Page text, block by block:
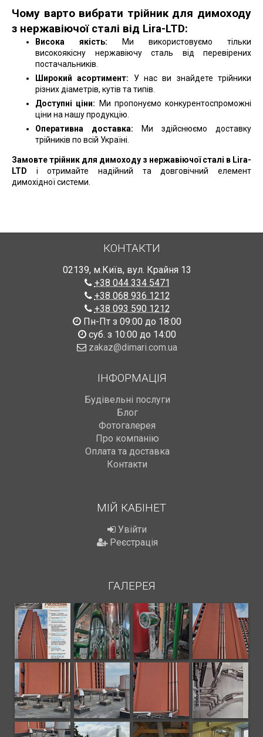
Чому варто вибрати трійник для димоходу
з нержавіючої сталі від Lira-LTD:
Висока якість: Ми використовуємо тільки
високоякісну нержавіючу сталь від перевірених
постачальників.
Широкий асортимент: У нас ви знайдете трійники
різних діаметрів, кутів та типів.
Доступні ціни: Ми пропонуємо конкурентоспроможні
ціни на нашу продукцію.
Оперативна доставка: Ми здійснюємо доставку
трійників по всій Україні.
Замовте трійник для димоходу з нержавіючої сталі в Lira-
LTD і отримайте надійний та довговічний елемент
димохідної системи.
КОНТАКТИ
02139, м.Київ, вул. Крайня 13
+38 044 334 5471
+38 068 936 1212
+38 093 590 1212
Пн-Пт з 09:00 до 18:00
суб. з 10:00 до 14:00
zakaz@dimari.com.ua
ІНФОРМАЦІЯ
Будівельні послуги
Блог
Фотогалерея
Про компанію
Оплата та доставка
Контакти
МІЙ КАБІНЕТ
Увійти
Реєстрація
ГАЛЕРЕЯ